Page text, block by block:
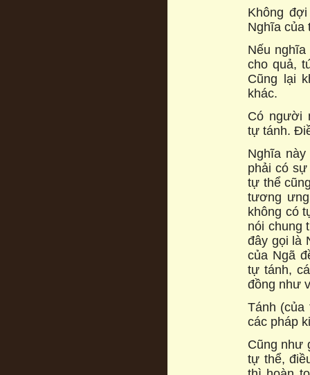
Không
Nghĩa của
Nếu
cho quả,
Cũng lại
khác.
Có người
tự tánh.
Nghĩa
phải có
tự thể
tương
không có
nói chung
đây gọi là
của Ngã
tự tánh,
đồng như
Tánh
các pháp
Cũng như
tự thể,